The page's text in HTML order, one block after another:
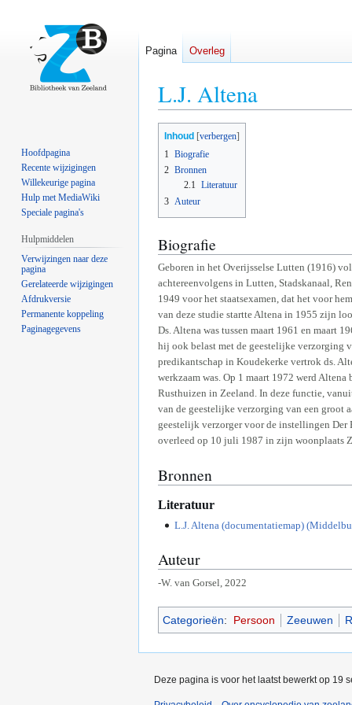
L.J. Altena
Naar
navigatie
springen
Naar
zoeken
springen
Inhoud
1 Biografie
2 Bronnen
2.1 Literatuur
3 Auteur
Biografie
Geboren in het Overijsselse Lutten (1916)
achtereenvolgens in Lutten, Stadskanaal,
1949 voor het staatsexamen, dat het voor
van deze studie startte Altena in 1955 zijn
Ds. Altena was tussen maart 1961 en maart
hij ook belast met de geestelijke verzorging
predikantschap in Koudekerke vertrok ds.
werkzaam was. Op 1 maart 1972 werd
Rusthuizen in Zeeland. In deze functie,
van de geestelijke verzorging van een
geestelijk verzorger voor de instellingen Der
overleed op 10 juli 1987 in zijn woonplaats
Bronnen
Literatuur
L.J. Altena (documentatiemap)
Auteur
-W. van Gorsel, 2022
Categorieën: Persoon Zeeuwen
Pagina Overleg
Hoofdpagina
Recente wijzigingen
Willekeurige pagina
Hulp met MediaWiki
Speciale pagina's
Hulpmiddelen
Verwijzingen naar deze
pagina
Gerelateerde wijzigingen
Afdrukversie
Permanente koppeling
Paginagegevens
Deze pagina is voor het laatst bewerkt op 19